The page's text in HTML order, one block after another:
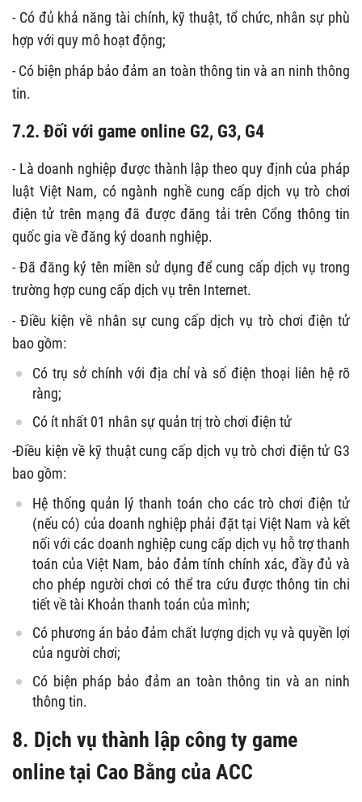
- Có đủ khả năng tài chính, kỹ thuật, tổ chức, nhân sự phù
hợp với quy mô hoạt động;
- Có biện pháp bảo đảm an toàn thông tin và an ninh thông
tin.
7.2. Đối với game online G2, G3, G4
- Là doanh nghiệp được thành lập theo quy định của pháp
luật Việt Nam, có ngành nghề cung cấp dịch vụ trò chơi
điện tử trên mạng đã được đăng tải trên Cổng thông tin
quốc gia về đăng ký doanh nghiệp.
- Đã đăng ký tên miền sử dụng để cung cấp dịch vụ trong
trường hợp cung cấp dịch vụ trên Internet.
- Điều kiện về nhân sự cung cấp dịch vụ trò chơi điện tử
bao gồm:
Có trụ sở chính với địa chỉ và số điện thoại liên hệ rõ
ràng;
Có ít nhất 01 nhân sự quản trị trò chơi điện tử
-Điều kiện về kỹ thuật cung cấp dịch vụ trò chơi điện tử G3
bao gồm:
Hệ thống quản lý thanh toán cho các trò chơi điện tử
(nếu có) của doanh nghiệp phải đặt tại Việt Nam và kết
nối với các doanh nghiệp cung cấp dịch vụ hỗ trợ thanh
toán của Việt Nam, bảo đảm tính chính xác, đầy đủ và
cho phép người chơi có thể tra cứu được thông tin chi
tiết về tài Khoản thanh toán của mình;
Có phương án bảo đảm chất lượng dịch vụ và quyền lợi
của người chơi;
Có biện pháp bảo đảm an toàn thông tin và an ninh
thông tin.
8. Dịch vụ thành lập công ty game
online tại Cao Bằng của ACC